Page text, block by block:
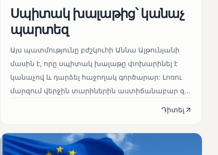
Սպիտակ խալաթից՝ կանաչ
պարտեզ
Այս պատմությունը բժշկուհի Աննա Ալթունյանի
մասին է, որը սպիտակ խալաթը փոխարինել է
կանաչով և դարձել հաջողակ գործարար: Լոռու
մարզում վերջին տարիներին աստիճանաբար զ...
Դիտել